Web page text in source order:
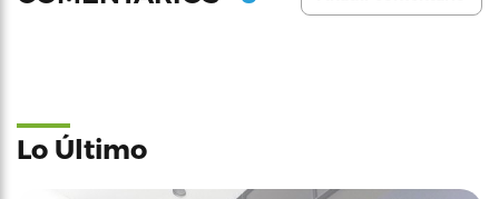
Lo Último